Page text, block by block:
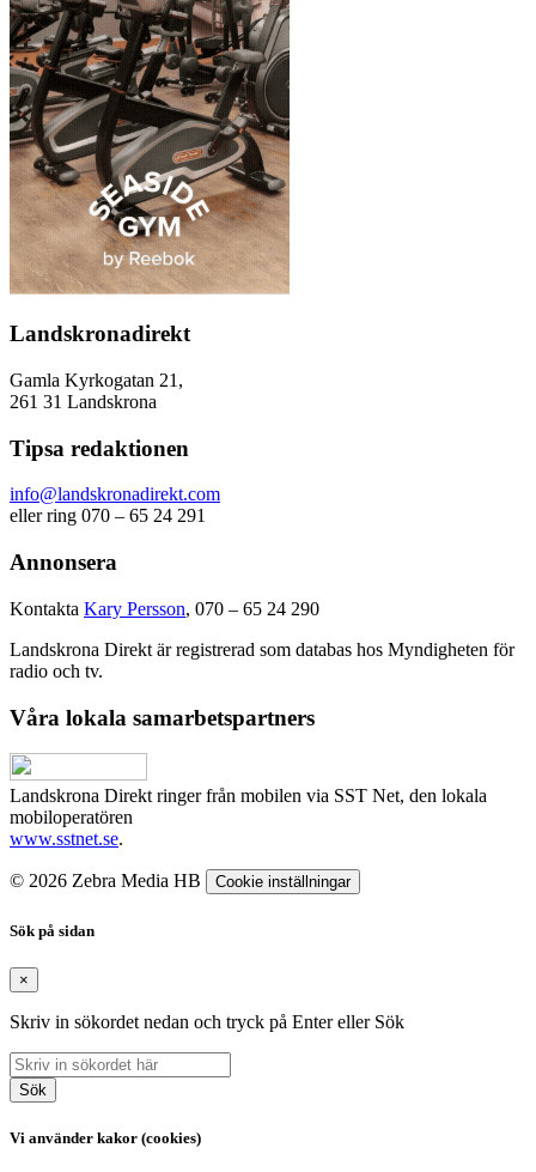
Landskronadirekt
Gamla Kyrkogatan 21,
261 31 Landskrona
Tipsa redaktionen
info@landskronadirekt.com
eller ring 070 – 65 24 291
Annonsera
Kontakta Kary Persson, 070 – 65 24 290
Landskrona Direkt är registrerad som databas hos Myndigheten för
radio och tv.
Våra lokala samarbetspartners
Landskrona Direkt ringer från mobilen via SST Net, den lokala
mobiloperatören
www.sstnet.se.
© 2026 Zebra Media HB Cookie inställningar
Sök på sidan
×
Skriv in sökordet nedan och tryck på Enter eller Sök
Sök
Vi använder kakor (cookies)